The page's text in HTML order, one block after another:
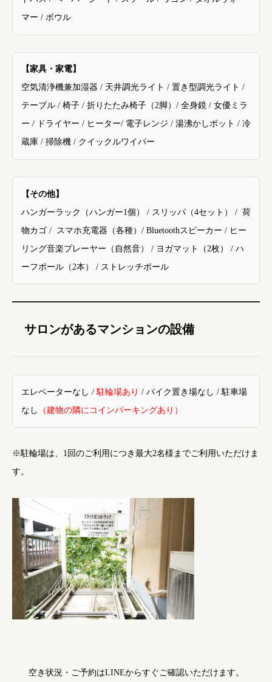
マー / ボウル
【家具・家電】
空気清浄機兼加湿器 / 天井調光ライト / 置き型調光ライト /
テーブル / 椅子 / 折りたたみ椅子（2脚）/ 全身鏡 / 女優ミラ
ー / ドライヤー / ヒーター/ 電子レンジ / 湯沸かしポット / 冷
蔵庫 / 掃除機 / クイックルワイパー
【その他】
ハンガーラック（ハンガー1個） / スリッパ（4セット） / 荷
物カゴ / スマホ充電器（各種） / Bluetooth スピーカー / ヒー
リング音楽プレーヤー（自然音）
/ ヨガマット（2枚） / ハ
ーフポール（ 2本） / ストレッチポール
サロンがあるマンションの設備
エレベーターなし / 駐輪場あり / バイク置き場なし / 駐車場
なし
（建物の隣にコインパーキングあり）
※駐輪場は、1回のご利用につき最大2名様までご利用いただけま
す。
空き状況・ご予約はLINEからすぐご確認いただけます。